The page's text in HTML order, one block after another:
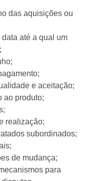
das aquisições ou
até a qual um
e aceitação;
ao produto;
realização;
subordinados;
de mudança;
para